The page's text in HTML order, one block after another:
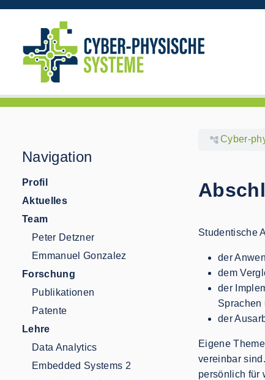
Navigation
Profil
Aktuelles
Team
Peter Detzner
Emmanuel Gonzalez
Forschung
Publikationen
Patente
Lehre
Data Analytics
Embedded Systems 2
Cyber-
Studentische
der
dem
der
Sprachen
der
Eigene
vereinbar
persönlich für